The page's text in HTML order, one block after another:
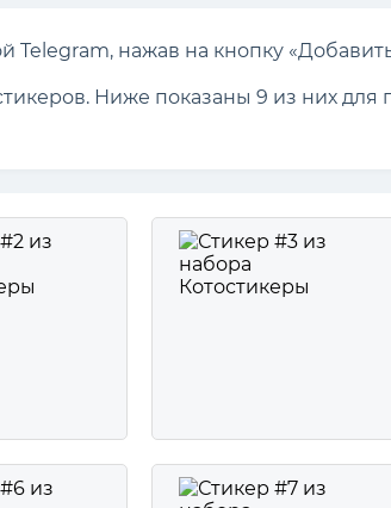
Telegram, нажав на кнопку
Ниже показаны 9 из них